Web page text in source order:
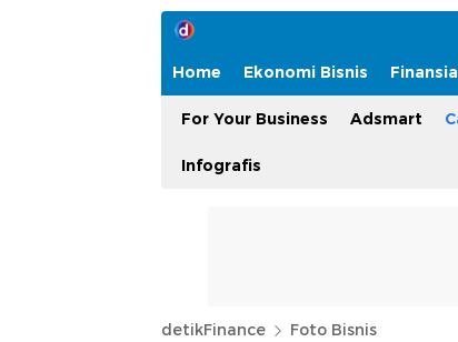
Home Ekonomi Bisnis
For Your Business Adsmart
Infografis
detikFinance Foto Bisnis